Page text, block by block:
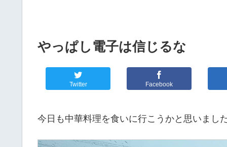
やっぱし電子は信じるな
Twitter Facebook
今日も中華料理を食いに行こうかと思いまし